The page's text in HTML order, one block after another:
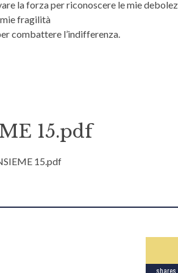
la forza per riconoscere le mie
fragilità
combattere l’indifferenza.
15.pdf
15.pdf